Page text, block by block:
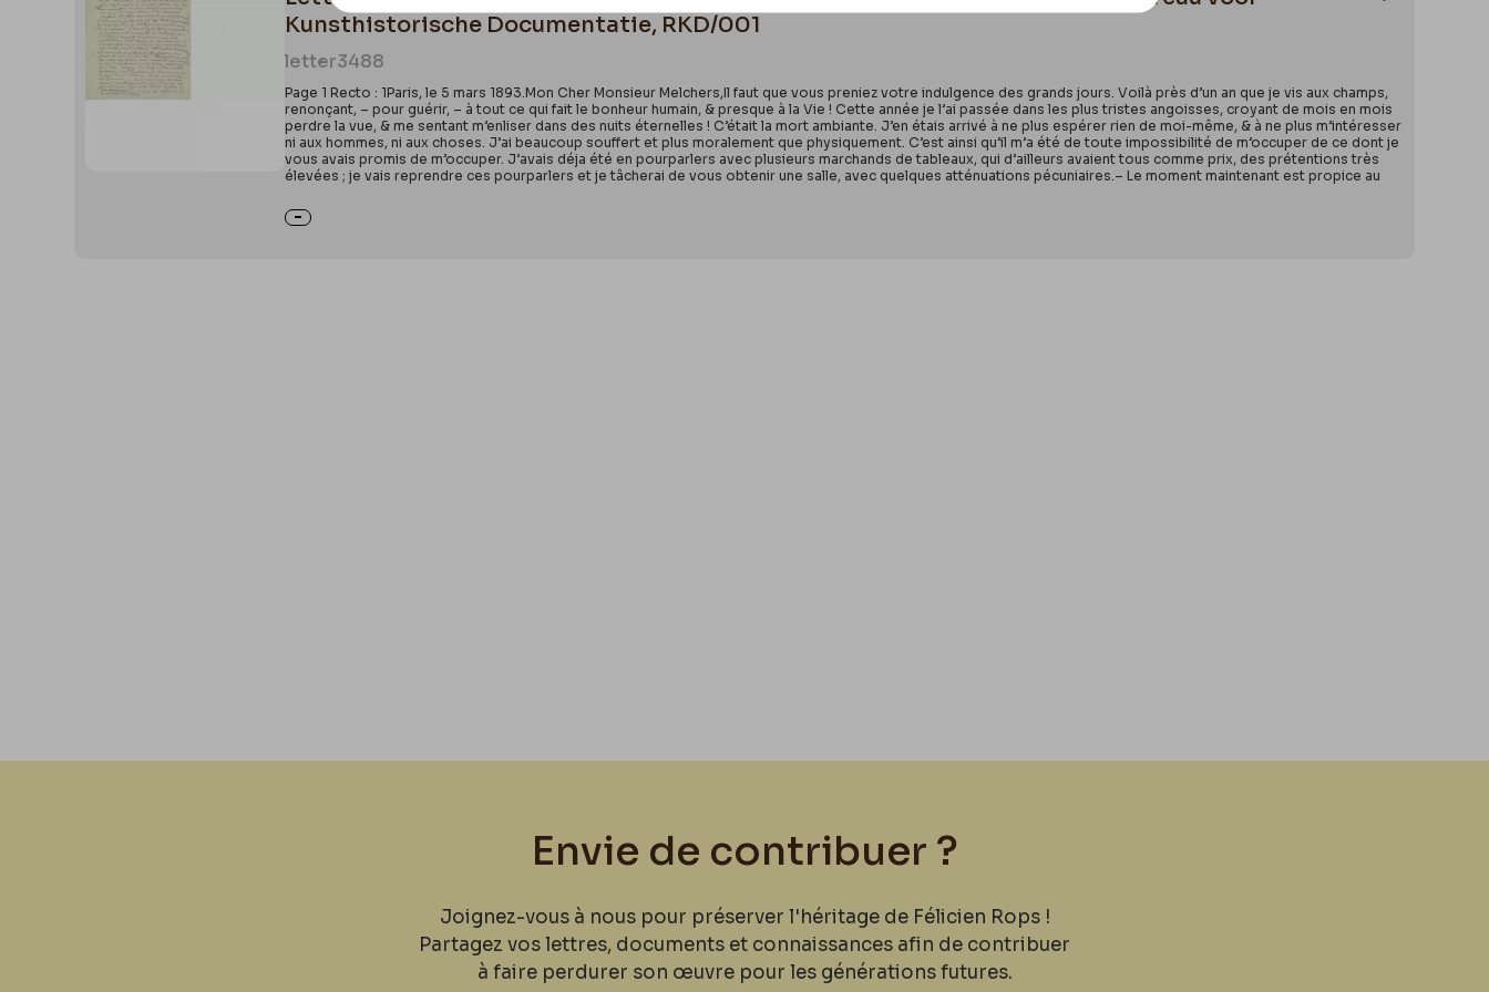
Kunsthistorische Documentatie, RKD/001
letter3488
Page 1 Recto : 1Paris, le 5 mars 1893.Mon Cher Monsieur Melchers,Il faut que vous preniez votre indulgence des grands jours. Voilà près d’un an que je vis aux champs,
renonçant, – pour guérir, – à tout ce qui fait le bonheur humain, & presque à la Vie ! Cette année je l’ai passée dans les plus tristes angoisses, croyant de mois en mois
perdre la vue, & me sentant m’enliser dans des nuits éternelles ! C’était la mort ambiante. J’en étais arrivé à ne plus espérer rien de moi-même, & à ne plus m’intéresser
ni aux hommes, ni aux choses. J’ai beaucoup souffert et plus moralement que physiquement. C’est ainsi qu’il m’a été de toute impossibilité de m’occuper de ce dont je
vous avais promis de m’occuper. J’avais déja été en pourparlers avec plusieurs marchands de tableaux, qui d’ailleurs avaient tous comme prix, des prétentions très
élevées ; je vais reprendre ces pourparlers et je tâcherai de vous obtenir une salle, avec quelques atténuations pécuniaires.– Le moment maintenant est propice au
Envie de contribuer ?
Joignez-vous à nous pour préserver l'héritage de Félicien Rops !
Partagez vos lettres, documents et connaissances afin de contribuer
à faire perdurer son œuvre pour les générations futures.